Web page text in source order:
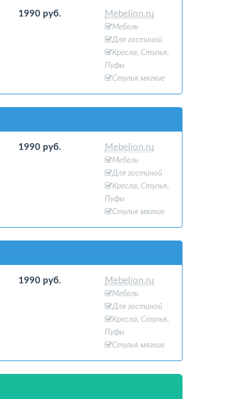
1990 руб. Mebelion.ru
Мебель
Для гостиной
Кресла, Стулья,
Пуфы
Стулья мягкие
1990 руб. Mebelion.ru
Мебель
Для гостиной
Кресла, Стулья,
Пуфы
Стулья мягкие
1990 руб. Mebelion.ru
Мебель
Для гостиной
Кресла, Стулья,
Пуфы
Стулья мягкие